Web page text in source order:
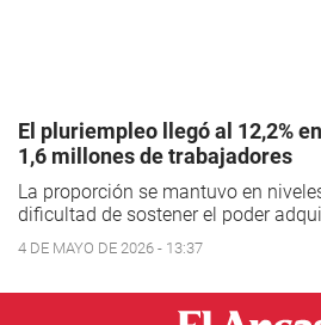
El pluriempleo llegó al 12,2%
1,6 millones de trabajadores
La proporción se mantuvo en
dificultad de sostener el poder
4 DE MAYO DE 2026 - 13:37